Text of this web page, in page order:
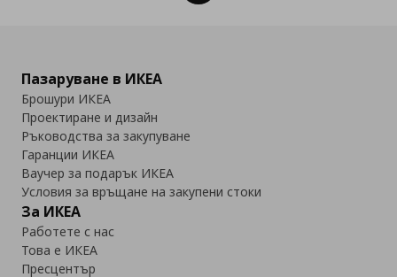
Пазаруване в ИКЕА
Брошури ИКЕА
Проектиране и дизайн
Ръководства за закупуване
Гаранции ИКЕА
Ваучер за подарък ИКЕА
Условия за връщане на закупени стоки
За ИКЕА
Работете с нас
Това е ИКЕА
Пресцентър